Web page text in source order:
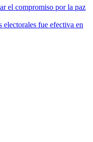
el compromiso por la paz
electorales fue efectiva en